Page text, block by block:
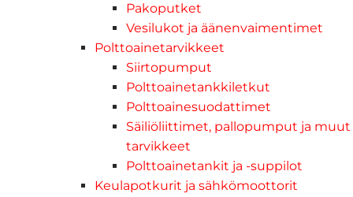
Pakoputket
Vesilukot ja äänenvaimentimet
Polttoainetarvikkeet
Siirtopumput
Polttoainetankkiletkut
Polttoainesuodattimet
Säiliöliittimet, pallopumput ja muut
tarvikkeet
Polttoainetankit ja -suppilot
Keulapotkurit ja sähkömoottorit